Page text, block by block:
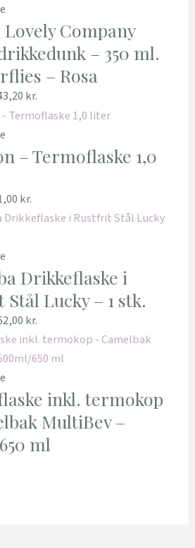
Company
– 350 ml.
– Rosa
kr.
– Termoflaske 1,0
kr.
Drikkeflaske i
Lucky – 1 stk.
kr.
inkl. termokop
MultiBev –
ml